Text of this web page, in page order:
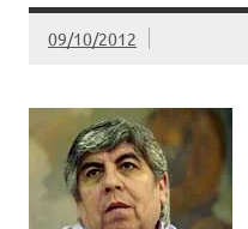
09/10/2012